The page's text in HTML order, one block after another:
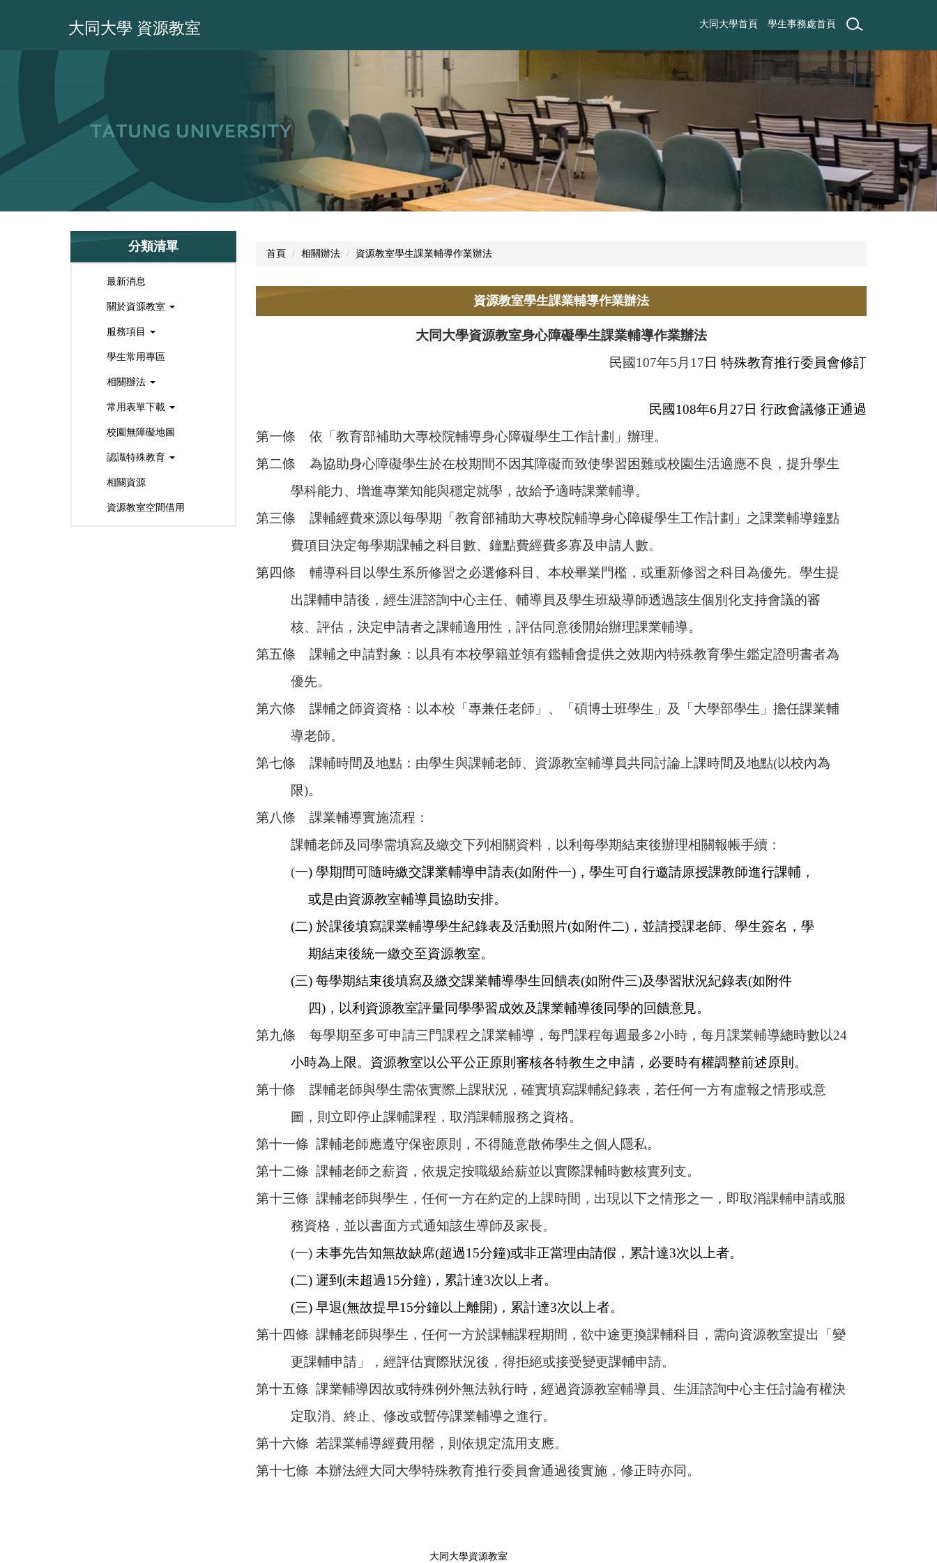
大同大學 資源教室 大同大學首頁 學生事務處首頁
分類清單
最新消息
關於資源教室
服務項目
學生常用專區
相關辦法
常用表單下載
校園無障礙地圖
認識特殊教育
相關資源
資源教室空間借用
首頁 相關辦法 資源教室學生課業輔導作業辦法
資源教室學生課業輔導作業辦法
大同大學資源教室身心障礙學生課業輔導作業辦法
民國107年5月17 日 特殊教育推行委員會修訂
民國108年6月27日 行政會議修正通過
第一條 依「教育部補助大專校院輔導身心障礙學生工作計劃」辦理。
第二條 為協助身心障礙學生於在校期間不因其障礙而致使學習困難或校園生活適應不良，提升學生
學科能力、增進專業知能與穩定就學，故給予適時課業輔導。
第三條 課輔經費來源以每學期「教育部補助大專校院輔導身心障礙學生工作計劃」之課業輔導鐘點
費項目決定每學期課輔之科目數、鐘點費經費多寡及申請人數。
第四條 輔導科目以學生系所修習之必選修科目、本校畢業門檻，或重新修習之科目為優先。學生提
出課輔申請後，經生涯諮詢中心主任、輔導員及學生班級導師透過該生個別化支持會議的審
核、評估，決定申請者之課輔適用性，評估同意後開始辦理課業輔導。
第五條 課輔之申請對象：以具有本校學籍並領有鑑輔會提供之效期內特殊教育學生鑑定證明書者為
優先。
第六條 課輔之師資資格：以本校「專兼任老師」、「碩博士班學生」及「大學部學生」擔任課業輔
導老師。
第七條 課輔時間及地點：由學生與課輔老師、資源教室輔導員共同討論上課時間及地點(以校內為
限)。
第八條 課業輔導實施流程：
課輔老師及同學需填寫及繳交下列相關資料，以利每學期結束後辦理相關報帳手續：
(一) 學期間可隨時繳交課業輔導申請表(如附件一)，學生可自行邀請原授課教師進行課輔，
或是由資源教室輔導員協助安排。
(二) 於課後填寫課業輔導學生紀錄表及活動照片(如附件二)，並請授課老師、學生簽名，學
期結束後統一繳交至資源教室。
(三) 每學期結束後填寫及繳交課業輔導學生回饋表(如附件三)及學習狀況紀錄表(如附件
四)， 以利資源教室評量同學學習成效及課業輔導後同學的回饋意見。
第九條 每學期至多可申請三門課程之課業輔導，每門課程每週最多2小時，每月課業輔導總時數以24
小時為上限。資源教室以公平公正原則審核各特教生之申請，必要時有權調整前述原則。
第十條 課輔老師與學生需依實際上課狀況，確實填寫課輔紀錄表，若任何一方有虛報之情形或意
圖，則立即停止課輔課程，取消課輔服務之資格。
第十一條 課輔老師應遵守保密原則，不得隨意散佈學生之個人隱私。
第十二條 課輔老師之薪資，依規定按職級給薪並以實際課輔時數核實列支。
第十三條 課輔老師與學生，任何一方在約定的上課時間，出現以下之情形之一，即取消課輔申請或服
務資格，並以書面方式通知該生導師及家長。
(一) 未事先告知無故缺席(超過15分鐘)或非正當理由請假，累計達3次以上者。
(二) 遲到(未超過15分鐘)，累計達3次以上者。
(三) 早退(無故提早15分鐘以上離開)，累計達3次以上者。
第十四條 課輔老師與學生，任何一方於課輔課程期間，欲中途更換課輔科目，需向資源教室提出「變
更課輔申請」，經評估實際狀況後，得拒絕或接受變更課輔申請。
第十五條 課業輔導因故或特殊例外無法執行時，經過資源教室輔導員、生涯諮詢中心主任討論有權決
定取消、終止、修改或暫停課業輔導之進行。
第十六條 若課業輔導經費用罄，則依規定流用支應。
第十七條 本辦法經大同大學特殊教育推行委員會通過後實施，修正時亦同。
大同大學資源教室